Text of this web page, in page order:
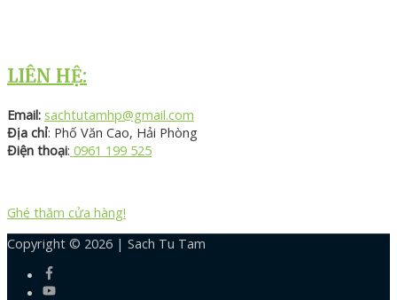
LIÊN HỆ:
Email: sachtutamhp@gmail.com
Địa chỉ: Phố Văn Cao, Hải Phòng
Điện thoại: 0961 199 525
Ghé thăm cửa hàng!
Copyright © 2026 | Sach Tu Tam